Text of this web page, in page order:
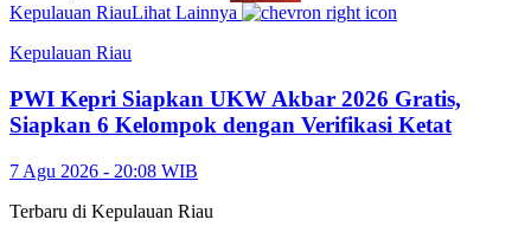
Kepulauan RiauLihat Lainnya
Kepulauan Riau
PWI Kepri Siapkan UKW Akbar 2026 Gratis,
Siapkan 6 Kelompok dengan Verifikasi Ketat
7 Agu 2026 - 20:08 WIB
Terbaru di Kepulauan Riau